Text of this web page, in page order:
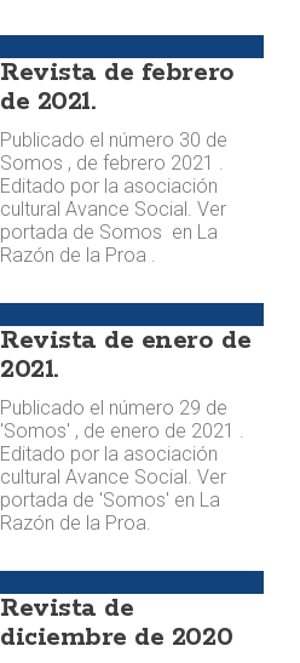
Revista de febrero
de 2021.
Publicado el número 30 de
Somos , de febrero 2021 .
Editado por la asociación
cultural Avance Social. Ver
portada de Somos en La
Razón de la Proa .
Revista de enero de
2021.
Publicado el número 29 de
'Somos' , de enero de 2021 .
Editado por la asociación
cultural Avance Social. Ver
portada de 'Somos' en La
Razón de la Proa.
Revista de
diciembre de 2020